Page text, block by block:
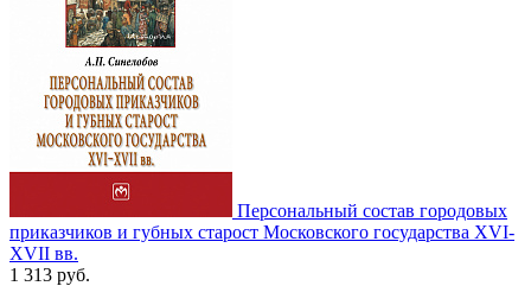
Персональный состав городовых
приказчиков и губных старост Московского государства XVI-
XVII вв.
1 313 руб.